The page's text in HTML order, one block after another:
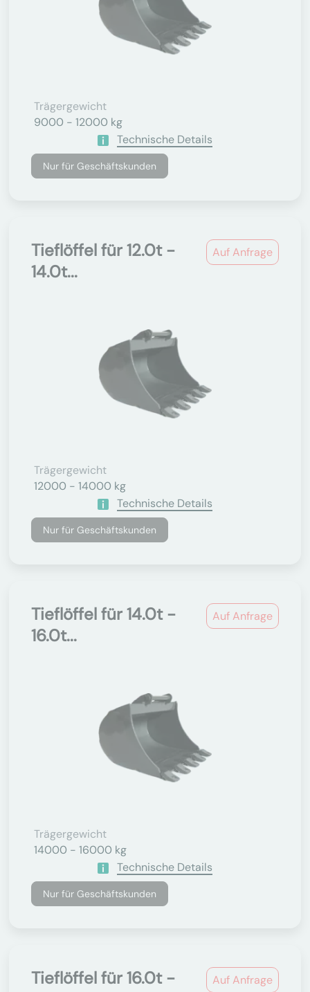
Trägergewicht
9000 - 12000 kg
Technische Details
Nur für Geschäftskunden
Auf Anfrage
Tieflöffel für 12.0t -
14.0t...
Trägergewicht
12000 - 14000 kg
Technische Details
Nur für Geschäftskunden
Auf Anfrage
Tieflöffel für 14.0t -
16.0t...
Trägergewicht
14000 - 16000 kg
Technische Details
Nur für Geschäftskunden
Auf Anfrage
Tieflöffel für 16.0t -